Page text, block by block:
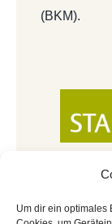
Um dir ein optimales
(BKM).